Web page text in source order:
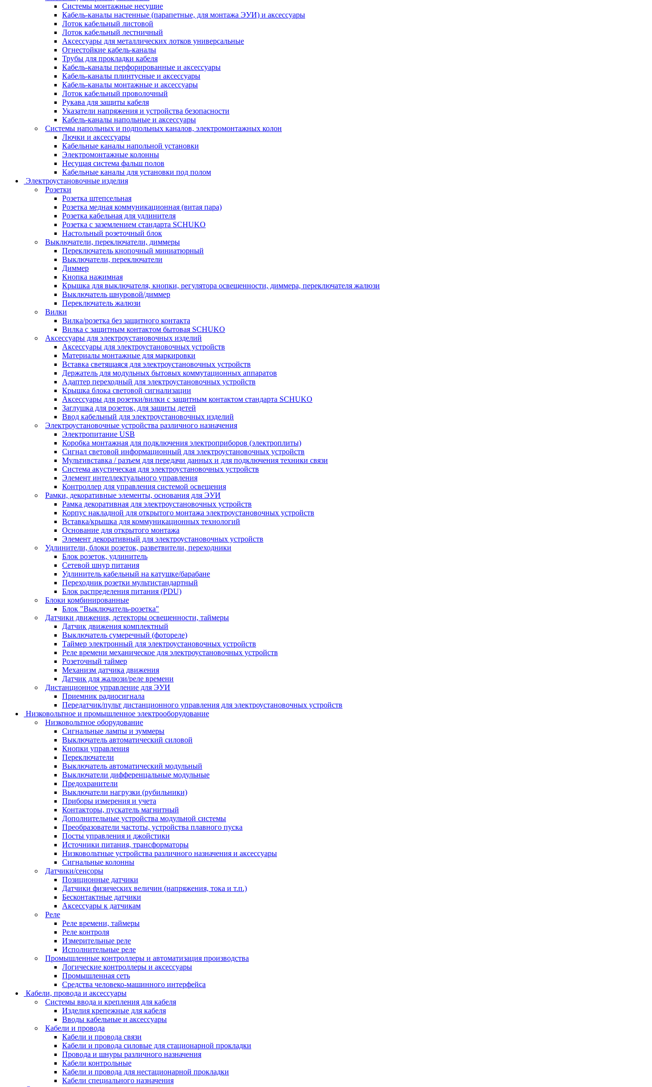
Системы монтажные несущие
Кабель-каналы настенные (парапетные, для монтажа ЭУИ) и аксессуары
Лоток кабельный листовой
Лоток кабельный лестничный
Аксессуары для металлических лотков универсальные
Огнестойкие кабель-каналы
Трубы для прокладки кабеля
Кабель-каналы перфорированные и аксессуары
Кабель-каналы плинтусные и аксессуары
Кабель-каналы монтажные и аксессуары
Лоток кабельный проволочный
Рукава для защиты кабеля
Указатели напряжения и устройства безопасности
Кабель-каналы напольные и аксессуары
Системы напольных и подпольных каналов, электромонтажных колон
Лючки и аксессуары
Кабельные каналы напольной установки
Электромонтажные колонны
Несущая система фальш полов
Кабельные каналы для установки под полом
Электроустановочные изделия
Розетки
Розетка штепсельная
Розетка медная коммуникационная (витая пара)
Розетка кабельная для удлинителя
Розетка с заземлением стандарта SCHUKO
Настольный розеточный блок
Выключатели, переключатели, диммеры
Переключатель кнопочный миниатюрный
Выключатели, переключатели
Диммер
Кнопка нажимная
Крышка для выключателя, кнопки, регулятора освещенности, диммера, переключателя жалюзи
Выключатель шнуровой/диммер
Переключатель жалюзи
Вилки
Вилка/розетка без защитного контакта
Вилка с защитным контактом бытовая SCHUKO
Аксессуары для электроустановочных изделий
Аксессуары для электроустановочных устройств
Материалы монтажные для маркировки
Вставка светящаяся для электроустановочных устройств
Держатель для модульных бытовых коммутационных аппаратов
Адаптер переходный для электроустановочных устройств
Крышка блока световой сигнализации
Аксессуары для розетки/вилки с защитным контактом стандарта SCHUKO
Заглушка для розеток, для защиты детей
Ввод кабельный для электроустановочных изделий
Электроустановочные устройства различного назначения
Электропитание USB
Коробка монтажная для подключения электроприборов (электроплиты)
Сигнал световой информационный для электроустановочных устройств
Мультивставка / разъем для передачи данных и для подключения техники связи
Система акустическая для электроустановочных устройств
Элемент интеллектуального управления
Контроллер для управления системой освещения
Рамки, декоративные элементы, основания для ЭУИ
Рамка декоративная для электроустановочных устройств
Корпус накладной для открытого монтажа электроустановочных устройств
Вставка/крышка для коммуникационных технологий
Основание для открытого монтажа
Элемент декоративный для электроустановочных устройств
Удлинители, блоки розеток, разветвители, переходники
Блок розеток, удлинитель
Сетевой шнур питания
Удлинитель кабельный на катушке/барабане
Переходник розетки мультистандартный
Блок распределения питания (PDU)
Блоки комбинированные
Блок "Выключатель-розетка"
Датчики движения, детекторы освещенности, таймеры
Датчик движения комплектный
Выключатель сумеречный (фотореле)
Таймер электронный для электроустановочных устройств
Реле времени механическое для электроустановочных устройств
Розеточный таймер
Механизм датчика движения
Датчик для жалюзи/реле времени
Дистанционное управление для ЭУИ
Приемник радиосигнала
Передатчик/пульт дистанционного управления для электроустановочных устройств
Низковольтное и промышленное электрооборудование
Низковольтное оборудование
Сигнальные лампы и зуммеры
Выключатель автоматический силовой
Кнопки управления
Переключатели
Выключатель автоматический модульный
Выключатели дифференцальные модульные
Предохранители
Выключатели нагрузки (рубильники)
Приборы измерения и учета
Контакторы, пускатель магнитный
Дополнительные устройства модульной системы
Преобразователи частоты, устройства плавного пуска
Посты управления и джойстики
Источники питания, трансформаторы
Низковольтные устройства различного назначения и аксессуары
Сигнальные колонны
Датчики/сенсоры
Позиционные датчики
Датчики физических величин (напряжения, тока и т.п.)
Бесконтактные датчики
Аксессуары к датчикам
Реле
Реле времени, таймеры
Реле контроля
Измерительные реле
Исполнительные реле
Промышленные контроллеры и автоматизация производства
Логические контроллеры и аксессуары
Промышленная сеть
Средства человеко-машинного интерфейса
Кабели, провода и аксессуары
Системы ввода и крепления для кабеля
Изделия крепежные для кабеля
Вводы кабельные и аксессуары
Кабели и провода
Кабели и провода связи
Кабели и провода силовые для стационарной прокладки
Провода и шнуры различного назначения
Кабели контрольные
Кабели и провода для нестационарной прокладки
Кабели специального назначения